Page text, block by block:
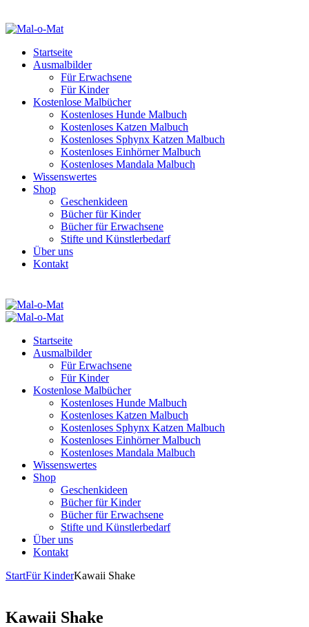
Startseite
Ausmalbilder
Für Erwachsene
Für Kinder
Kostenlose Malbücher
Kostenloses Hunde Malbuch
Kostenloses Katzen Malbuch
Kostenloses Sphynx Katzen Malbuch
Kostenloses Einhörner Malbuch
Kostenloses Mandala Malbuch
Wissenswertes
Shop
Geschenkideen
Bücher für Kinder
Bücher für Erwachsene
Stifte und Künstlerbedarf
Über uns
Kontakt
Startseite
Ausmalbilder
Für Erwachsene
Für Kinder
Kostenlose Malbücher
Kostenloses Hunde Malbuch
Kostenloses Katzen Malbuch
Kostenloses Sphynx Katzen Malbuch
Kostenloses Einhörner Malbuch
Kostenloses Mandala Malbuch
Wissenswertes
Shop
Geschenkideen
Bücher für Kinder
Bücher für Erwachsene
Stifte und Künstlerbedarf
Über uns
Kontakt
StartFür KinderKawaii Shake
Kawaii Shake